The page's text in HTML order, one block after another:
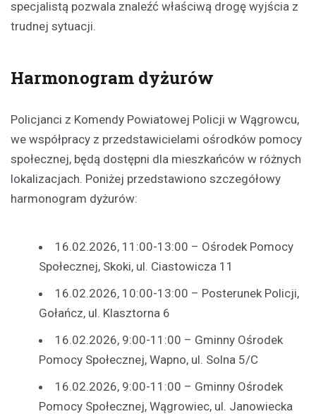
specjalistą pozwala znaleźć właściwą drogę wyjścia z
trudnej sytuacji.
Harmonogram dyżurów
Policjanci z Komendy Powiatowej Policji w Wągrowcu,
we współpracy z przedstawicielami ośrodków pomocy
społecznej, będą dostępni dla mieszkańców w różnych
lokalizacjach. Poniżej przedstawiono szczegółowy
harmonogram dyżurów:
16.02.2026, 11:00-13:00 – Ośrodek Pomocy
Społecznej, Skoki, ul. Ciastowicza 11
16.02.2026, 10:00-13:00 – Posterunek Policji,
Gołańcz, ul. Klasztorna 6
16.02.2026, 9:00-11:00 – Gminny Ośrodek
Pomocy Społecznej, Wapno, ul. Solna 5/C
16.02.2026, 9:00-11:00 – Gminny Ośrodek
Pomocy Społecznej, Wągrowiec, ul. Janowiecka